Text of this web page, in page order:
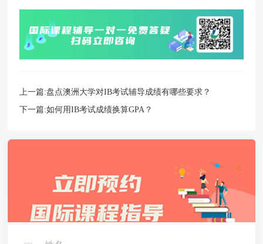
上一篇:盘点澳洲大学对IB考试辅导成绩有哪些要求？
下一篇:如何用IB考试成绩换算GPA？